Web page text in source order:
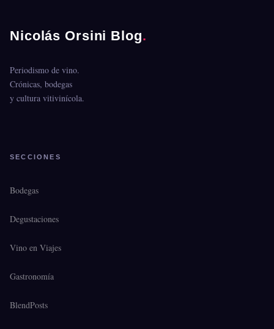
Nicolás Orsini Blog.
Periodismo de vino.
Crónicas, bodegas
y cultura vitivinícola.
SECCIONES
Bodegas
Degustaciones
Vino en Viajes
Gastronomía
BlendPosts